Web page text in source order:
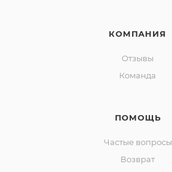
КОМПАНИЯ
Отзывы
Команда
ПОМОЩЬ
Частые вопросы
Возврат